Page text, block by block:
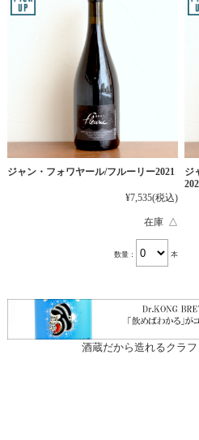
ジャン・フォワヤール/フルーリー2021
¥7,535(税込)
在庫 △
数量： 本
ジ
酒蔵だから造れるクラフ